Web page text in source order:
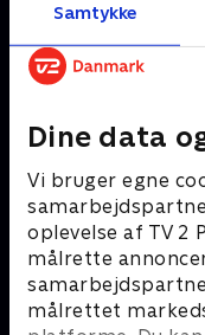
Samtykke
Dine data
Vi bruger egne
oplevelse af TV 2
målrette
målrettet
Mere indhold